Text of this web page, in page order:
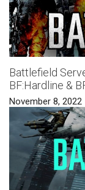
Battlefield
BF:Hardline &
November 8, 2022